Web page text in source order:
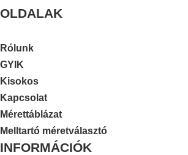
OLDALAK
Rólunk
GYIK
Kisokos
Kapcsolat
Mérettáblázat
Melltartó méretválasztó
INFORMÁCIÓK